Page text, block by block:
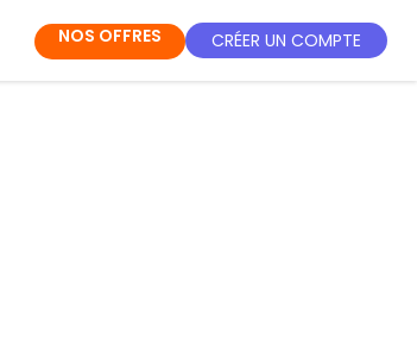
NOS OFFRES CRÉER UN COMPTE